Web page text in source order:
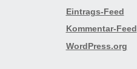
Eintrags-Feed
Kommentar-Feed
WordPress.org